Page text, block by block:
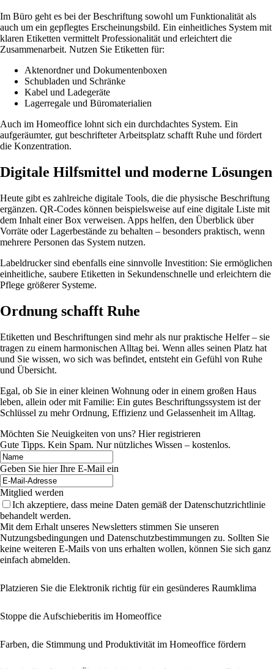
Im Büro geht es bei der Beschriftung sowohl um Funktionalität als
auch um ein gepflegtes Erscheinungsbild. Ein einheitliches System mit
klaren Etiketten vermittelt Professionalität und erleichtert die
Zusammenarbeit. Nutzen Sie Etiketten für:
Aktenordner und Dokumentenboxen
Schubladen und Schränke
Kabel und Ladegeräte
Lagerregale und Büromaterialien
Auch im Homeoffice lohnt sich ein durchdachtes System. Ein
aufgeräumter, gut beschrifteter Arbeitsplatz schafft Ruhe und fördert
die Konzentration.
Digitale Hilfsmittel und moderne Lösungen
Heute gibt es zahlreiche digitale Tools, die die physische Beschriftung
ergänzen. QR-Codes können beispielsweise auf eine digitale Liste mit
dem Inhalt einer Box verweisen. Apps helfen, den Überblick über
Vorräte oder Lagerbestände zu behalten – besonders praktisch, wenn
mehrere Personen das System nutzen.
Labeldrucker sind ebenfalls eine sinnvolle Investition: Sie ermöglichen
einheitliche, saubere Etiketten in Sekundenschnelle und erleichtern die
Pflege größerer Systeme.
Ordnung schafft Ruhe
Etiketten und Beschriftungen sind mehr als nur praktische Helfer – sie
tragen zu einem harmonischen Alltag bei. Wenn alles seinen Platz hat
und Sie wissen, wo sich was befindet, entsteht ein Gefühl von Ruhe
und Übersicht.
Egal, ob Sie in einer kleinen Wohnung oder in einem großen Haus
leben, allein oder mit Familie: Ein gutes Beschriftungssystem ist der
Schlüssel zu mehr Ordnung, Effizienz und Gelassenheit im Alltag.
Möchten Sie Neuigkeiten von uns? Hier registrieren
Gute Tipps. Kein Spam. Nur nützliches Wissen – kostenlos.
Geben Sie hier Ihre E-Mail ein
Mitglied werden
Ich akzeptiere, dass meine Daten gemäß der Datenschutzrichtlinie
behandelt werden.
Mit dem Erhalt unseres Newsletters stimmen Sie unseren
Nutzungsbedingungen und Datenschutzbestimmungen zu. Sollten Sie
keine weiteren E-Mails von uns erhalten wollen, können Sie sich ganz
einfach abmelden.
Platzieren Sie die Elektronik richtig für ein gesünderes Raumklima
Stoppe die Aufschieberitis im Homeoffice
Farben, die Stimmung und Produktivität im Homeoffice fördern